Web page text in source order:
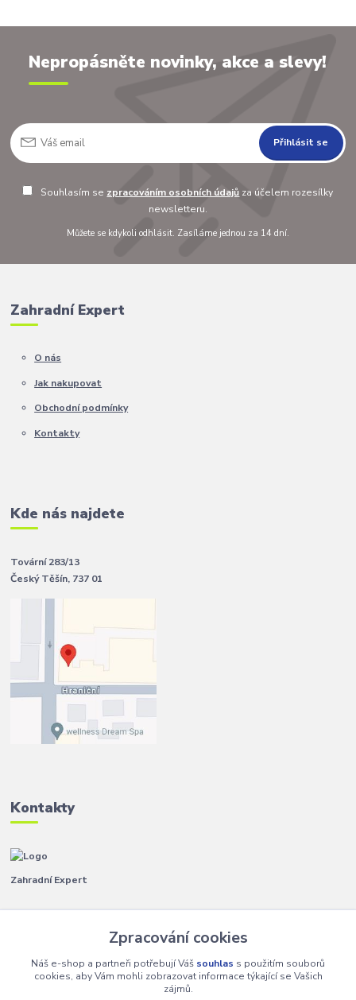
Nepropásněte novinky, akce a slevy!
Přihlásit se
Souhlasím se zpracováním osobních údajů za účelem rozesílky
newsletteru.
Můžete se kdykoli odhlásit. Zasíláme jednou za 14 dní.
Zahradní Expert
O nás
Jak nakupovat
Obchodní podmínky
Kontakty
Kde nás najdete
Tovární 283/13
Český Těšín, 737 01
Kontakty
Zahradní Expert
info@zahradniexpert.cz
Zpracování cookies
Náš e-shop a partneři potřebují Váš souhlas s použitím souborů
cookies, aby Vám mohli zobrazovat informace týkající se Vašich
zájmů.